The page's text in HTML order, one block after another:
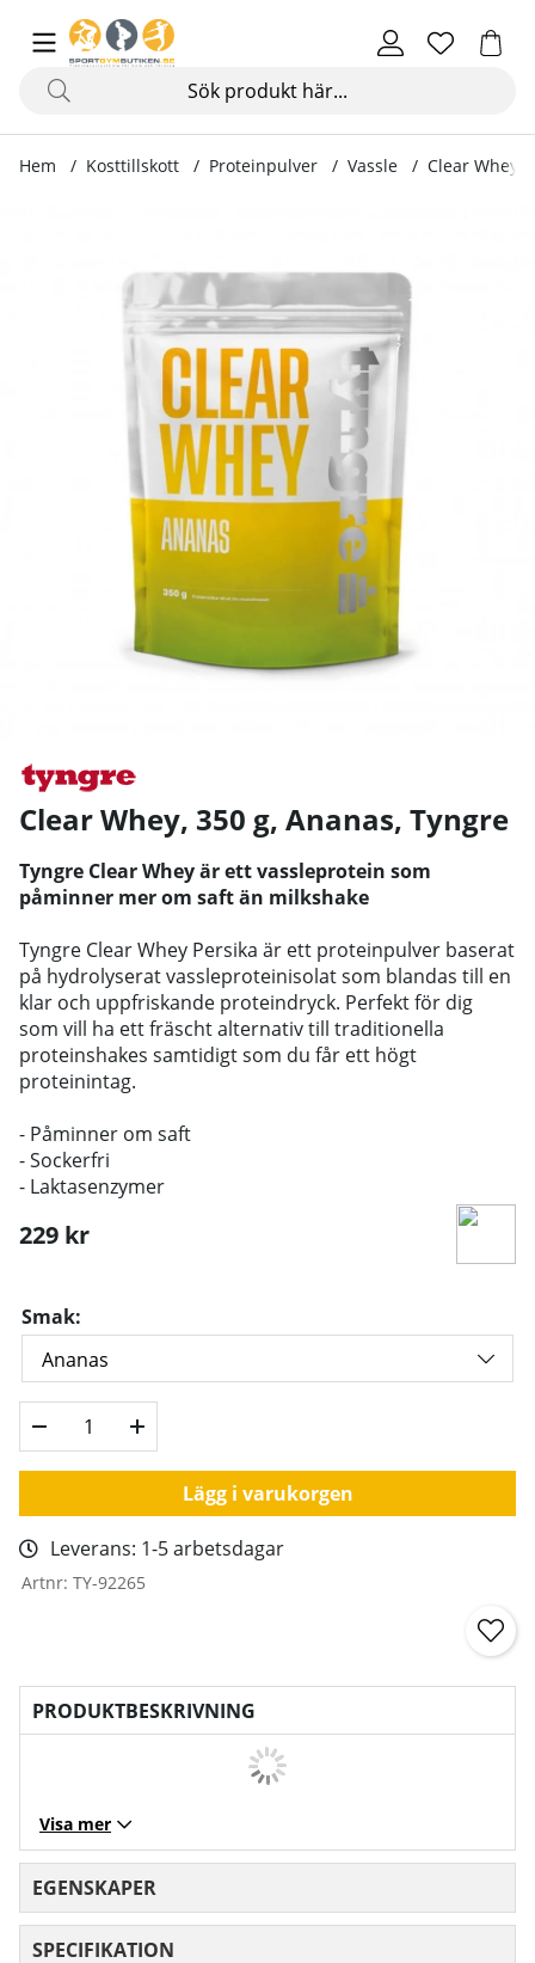
Hem Kosttillskott Proteinpulver Vassle Clear Whey,
Clear Whey, 350 g, Ananas, Tyngre
Tyngre Clear Whey är ett vassleprotein som
påminner mer om saft än milkshake
Tyngre Clear Whey Persika är ett proteinpulver baserat
på hydrolyserat vassleproteinisolat som blandas till en
klar och uppfriskande proteindryck. Perfekt för dig
som vill ha ett fräscht alternativ till traditionella
proteinshakes samtidigt som du får ett högt
proteinintag.
- Påminner om saft
- Sockerfri
- Laktasenzymer
229 kr
Smak:
Lägg i varukorgen
Leverans: 1-5 arbetsdagar
Artnr: TY-92265
PRODUKTBESKRIVNING
Visa mer
EGENSKAPER
SPECIFIKATION